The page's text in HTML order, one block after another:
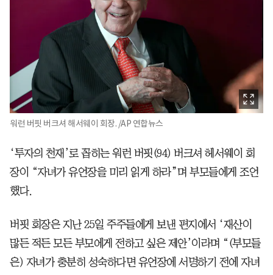
워런 버핏 버크셔 해서웨이 회장. /AP 연합뉴스
‘투자의 천재’로 꼽히는 워런 버핏(94) 버크셔 헤서웨이 회
장이 “자녀가 유언장을 미리 읽게 하라”며 부모들에게 조언
했다.
버핏 회장은 지난 25일 주주들에게 보낸 편지에서 ‘재산이
많든 적든 모든 부모에게 전하고 싶은 제안’이라며 “(부모들
은) 자녀가 충분히 성숙하다면 유언장에 서명하기 전에 자녀